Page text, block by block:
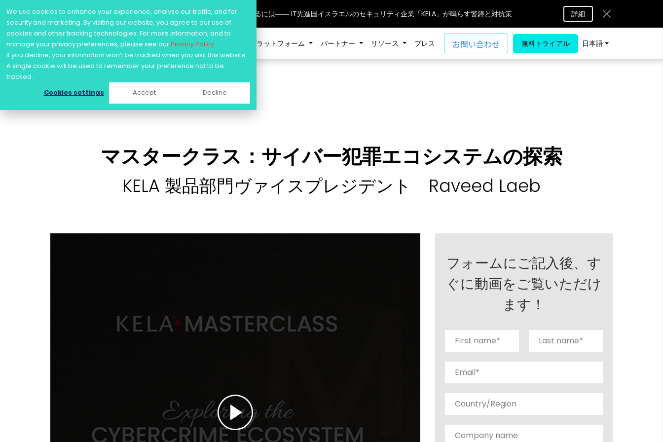
We use cookies to enhance your experience, analyze our traffic, and for
security and marketing. By visiting our website, you agree to our use of
cookies and other tracking technologies. For more information, and to
manage your privacy preferences, please see ourPrivacy Policy.
If you decline, your information won’t be tracked when you visit this website.
A single cookie will be used to remember your preference not to be
tracked.
Cookies settings
Accept Decline
Skip
to
content
訴訟にも発展！？生成AIがもたらす“新たなサイバー脅威”に対抗するには―― IT先進国イスラエルのセキュリティ企業「KELA」が鳴らす警鐘と対抗策 詳細
ユースケース プラットフォーム パートナー リソース プレス 無料トライアル 日本語
WhatsApp
TwitterFacebook
Share
マスタークラス：サイバー犯罪エコシステムの探索
KELA 製品部門ヴァイスプレジデント Raveed Laeb
フォームにご記入後、す
ぐに動画をご覧いただけ
ます！